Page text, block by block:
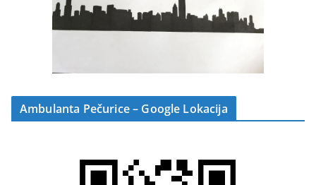
Ambulanta Pečurice – Google Lokacija